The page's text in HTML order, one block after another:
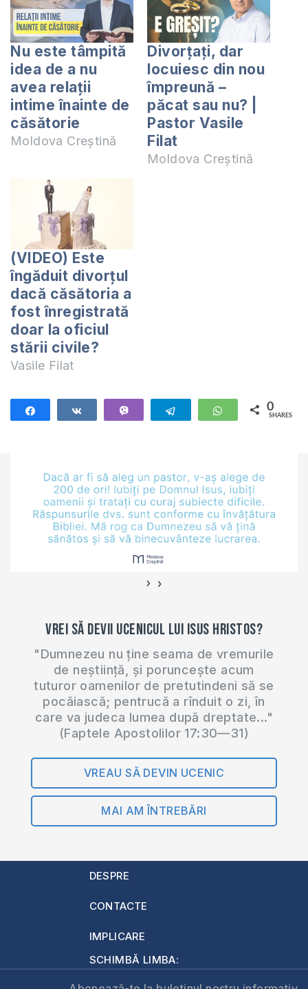
Nu este tâmpită
idea de a nu
avea relații
intime înainte de
căsătorie
Moldova Creștină
Divorțați, dar
locuiesc din nou
împreună –
păcat sau nu? |
Pastor Vasile
Filat
Moldova Creștină
(VIDEO) Este
îngăduit divorțul
dacă căsătoria a
fost înregistrată
doar la oficiul
stării civile?
Vasile Filat
Telegram WhatsApp
0
SHARES
‹ ›
Vrei să devii ucenicul lui Isus Hristos?
"Dumnezeu nu ține seama de vremurile
de neștiință, și poruncește acum
tuturor oamenilor de pretutindeni să se
pocăiască; pentrucă a rînduit o zi, în
care va judeca lumea după dreptate..."
(Faptele Apostolilor 17:30—31)
VREAU SĂ DEVIN UCENIC
MAI AM ÎNTREBĂRI
DESPRE
CONTACTE
IMPLICARE
SCHIMBĂ LIMBA: